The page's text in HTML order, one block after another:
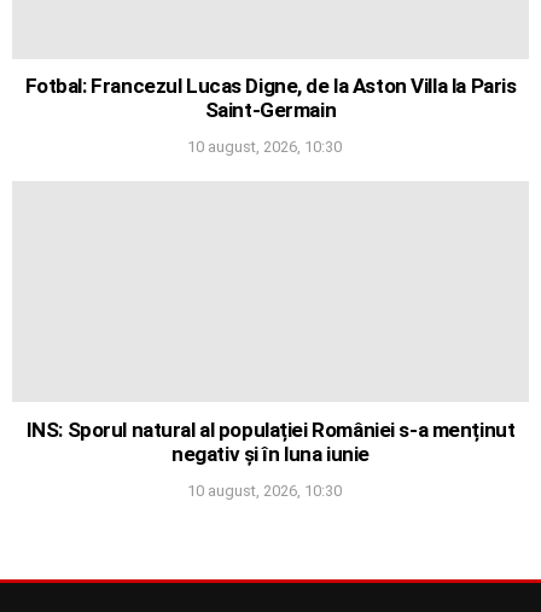
Fotbal: Francezul Lucas Digne, de la Aston Villa la Paris
Saint-Germain
10 august, 2026, 10:30
INS: Sporul natural al populației României s-a menținut
negativ și în luna iunie
10 august, 2026, 10:30